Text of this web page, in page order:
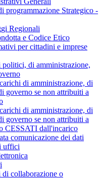
programmazione Strategico -
Regionali
e Codice Etico
per cittadini e imprese
di amministrazione,
di amministrazione, di
governo se non attribuiti a
di amministrazione, di
governo se non attribuiti a
CESSATI dall'incarico
comunicazione dei dati
uffici
collaborazione o